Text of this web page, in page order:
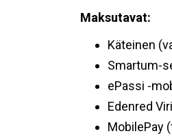
Maksutavat:
Käteinen
Smartum-
ePassi -
Edenred
MobilePay